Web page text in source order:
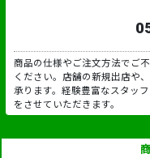
商品の仕様やご注文方法でご
ください。店舗の新規出店や
承ります。経験豊富なスタッ
をさせていただきます。